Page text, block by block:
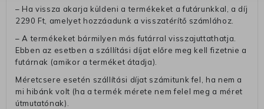
– Ha vissza akarja küldeni a termékeket a futárunkkal, a díj
2290 Ft, amelyet hozzáadunk a visszatérítő számlához.
– A termékeket bármilyen más futárral visszajuttathatja.
Ebben az esetben a szállítási díjat előre meg kell fizetnie a
futárnak (amikor a terméket átadja).
Méretcsere esetén szállítási díjat számitunk fel, ha nem a
mi hibánk volt (ha a termék mérete nem felel meg a méret
útmutatónak).